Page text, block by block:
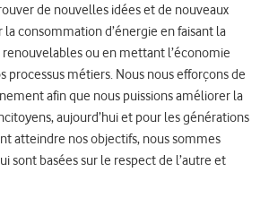
de nouvelles idées et de nouveaux
consommation d’énergie en faisant la
ou en mettant l’économie
processus métiers. Nous nous efforçons de
afin que nous puissions améliorer la
aujourd’hui et pour les générations
atteindre nos objectifs, nous sommes
sont basées sur le respect de l’autre et